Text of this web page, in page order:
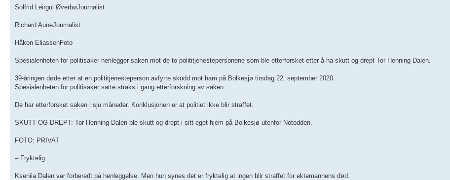
Solfrid Leirgul ØverbøJournalist
Richard AuneJournalist
Håkon EliassenFoto
Spesialenheten for politisaker henlegger saken mot de to polititjenestepersonene som ble etterforsket etter å ha skutt og drept Tor Henning Dalen.
39-åringen døde etter at en polititjenesteperson avfyrte skudd mot ham på Bolkesjø tirsdag 22. september 2020.
Spesialenheten for politisaker satte straks i gang etterforskning av saken.
De har etterforsket saken i sju måneder. Konklusjonen er at politiet ikke blir straffet.
SKUTT OG DREPT: Tor Henning Dalen ble skutt og drept i sitt eget hjem på Bolkesjø utenfor Notodden.
FOTO: PRIVAT
– Fryktelig
Kseniia Dalen var forberedt på henleggelse. Men hun synes det er fryktelig at ingen blir straffet for ektemannens død.